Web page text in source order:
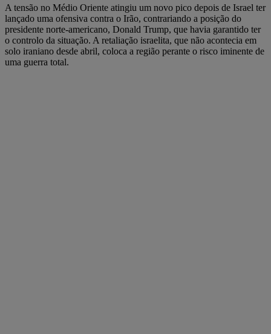
A tensão no Médio Oriente atingiu um novo pico depois de Israel ter
lançado uma ofensiva contra o Irão, contrariando a posição do
presidente norte-americano, Donald Trump, que havia garantido ter
o controlo da situação. A retaliação israelita, que não acontecia em
solo iraniano desde abril, coloca a região perante o risco iminente de
uma guerra total.